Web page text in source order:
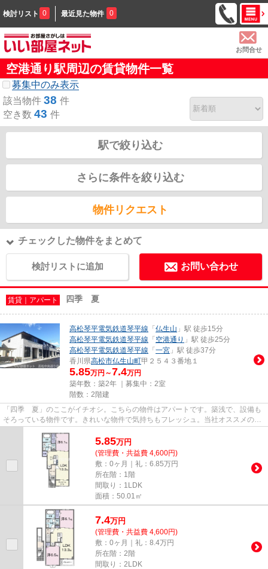
検討リスト 0 最近見た物件 0
お問合せ
空港通り駅周辺の賃貸物件一覧
募集中のみ表示
該当物件 38 件
空き数 43 件
駅で絞り込む
さらに条件を絞り込む
物件リクエスト
チェックした物件をまとめて
検討リストに追加 お問い合わせ
賃貸｜アパート 四季 夏
高松琴平電気鉄道琴平線 「 仏生山 」駅 徒歩15分
高松琴平電気鉄道琴平線 「 空港通り 」駅 徒歩25分
高松琴平電気鉄道琴平線 「 一宮 」駅 徒歩37分
香川県高松市仏生山町甲２５４３番地１
5.85万円～7.4万円
築年数：築2年 ｜募集中： 2室
階数：2階建
「四季 夏」のここがイチオシ。こちらの物件はアパートです。築浅で、設備も
そろっている物件です。きれいな物件で気持ちもフレッシュ。当社オススメの賃
5.85万円
(管理費・共益費 4,600円)
敷：0ヶ月｜礼：6.85万円
所在階：1階
間取り：1LDK
面積：50.01㎡
7.4万円
(管理費・共益費 4,600円)
敷：0ヶ月｜礼：8.4万円
所在階：2階
間取り：2LDK